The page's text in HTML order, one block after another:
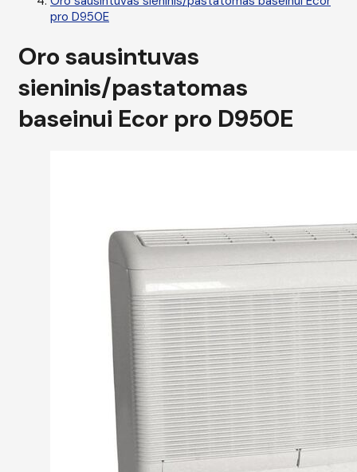
pro D950E
Oro sausintuvas
sieninis/pastatomas
baseinui Ecor pro D950E